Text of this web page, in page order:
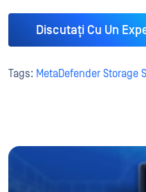
Discutați Cu Un
Tags: MetaDefender Storage